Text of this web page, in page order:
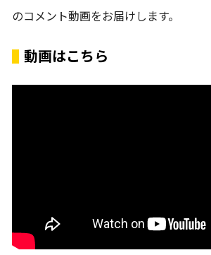
のコメント動画をお届けします。
動画はこちら